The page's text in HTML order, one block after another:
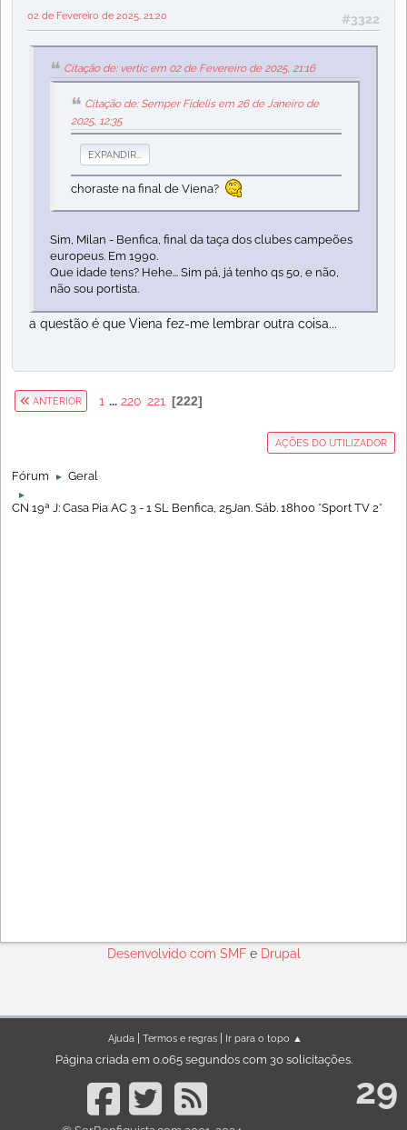
#3322
02 de Fevereiro de 2025, 21:20
Citação de: vertic em 02 de Fevereiro de 2025, 21:16
Citação de: Semper Fidelis em 26 de Janeiro de
2025, 12:35
EXPANDIR...
choraste na final de Viena?
Sim, Milan - Benfica, final da taça dos clubes campeões
europeus. Em 1990.
Que idade tens? Hehe... Sim pá, já tenho qs 50, e não,
não sou portista.
a questão é que Viena fez-me lembrar outra coisa...
ANTERIOR 1 ... 220 221 222
AÇÕES DO UTILIZADOR
Fórum ► Geral
►
CN 19ª J: Casa Pia AC 3 - 1 SL Benfica, 25Jan. Sáb. 18h00 *Sport TV 2*
Desenvolvido com SMFe Drupal
Ajuda| Termos e regras| Ir para o topo ▲
Página criada em 0.065 segundos com 30 solicitações.
29